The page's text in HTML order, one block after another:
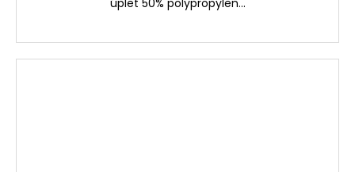
úplet 50% polypropylen...